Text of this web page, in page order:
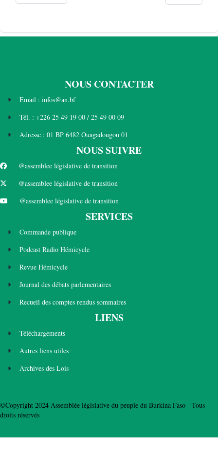
NOUS CONTACTER
Email : infos@an.bf
Tél. : +226 25 49 19 00 / 25 49 00 09
Adresse : 01 BP 6482 Ouagadougou 01
NOUS SUIVRE
@assemblee législative de transition
@assemblee législative de transition
@assemblee législative de transition
SERVICES
Commande publique
Podcast Radio Hémicycle
Revue Hémicycle
Journal des débats parlementaires
Recueil des comptes rendus sommaires
LIENS
Téléchargements
Autres liens utiles
Archives des Lois
©Copyright 2024 Assemblée législative du peuple du Burkina Faso - Tous
droits réservés